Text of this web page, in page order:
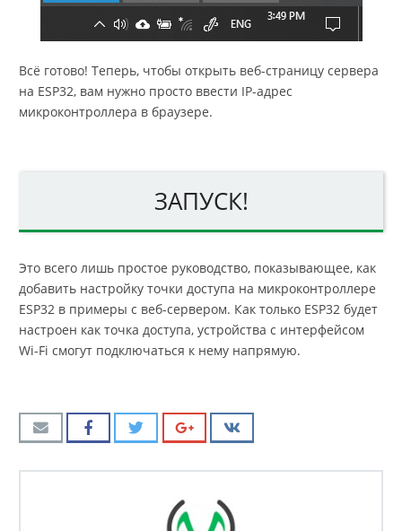
Всё готово! Теперь, чтобы открыть веб-страницу сервера
на ESP32, вам нужно просто ввести IP-адрес
микроконтроллера в браузере.
ЗАПУСК!
Это всего лишь простое руководство, показывающее, как
добавить настройку точки доступа на микроконтроллере
ESP32 в примеры с веб-сервером. Как только ESP32 будет
настроен как точка доступа, устройства с интерфейсом
Wi-Fi смогут подключаться к нему напрямую.